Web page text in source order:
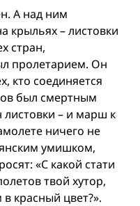
А над ним
крыльях – листовки
стран,
пролетарием. Он
кто соединяется
был смертным
– и марш к
ничего не
умишком,
«С какой стати
твой хутор,
красный цвет?».